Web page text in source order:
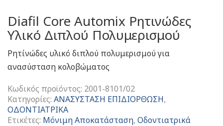
Diafil Core Automix Ρητινώδες
Υλικό Διπλού Πολυμερισμού
Ρητίνώδες υλικό διπλού πολυμερισμού για
ανασύσταση κολοβώματος
Κωδικός προϊόντος: 2001-8101/02
Κατηγορίες: ΑΝΑΣΥΣΤΑΣΗ ΕΠΙΔΙΟΡΘΩΣΗ,
ΟΔΟΝΤΙΑΤΡΙΚΑ
Ετικέτες: Μόνιμη Αποκατάσταση, Οδοντιατρικά